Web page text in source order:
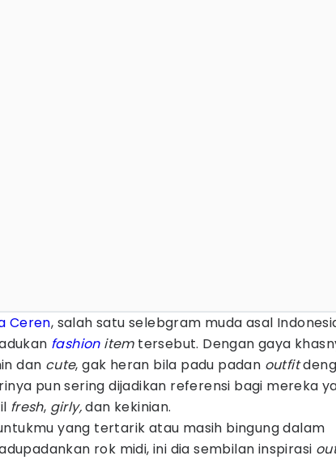
Ceren, salah satu selebgram muda asal
fashionitemtersebut. Dengan gaya
dan cute, gak heran bila padu padan outfit
pun sering dijadikan referensi bagi mereka
fresh, girly,dan kekinian.
yang tertarik atau masih bingung dalam
rok midi, ini dia sembilan inspirasi